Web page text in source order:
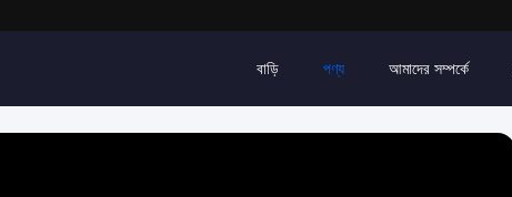
বাড়ি পণ্য আমাদের সম্পর্কে